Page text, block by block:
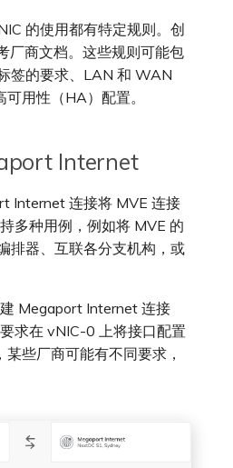
SAP
VMware Cloud
Wasabi
的使用都有特定规则。创
厂商文档。这些规则可能包
签的要求、LAN 和 WAN
用性（HA）配置。
Internet
Internet 连接将 MVE 连接
多种用例，例如将 MVE 的
排器、互联各分支机构，或
Megaport Internet 连接
求在 vNIC-0 上将接口配置
些厂商可能有不同要求，